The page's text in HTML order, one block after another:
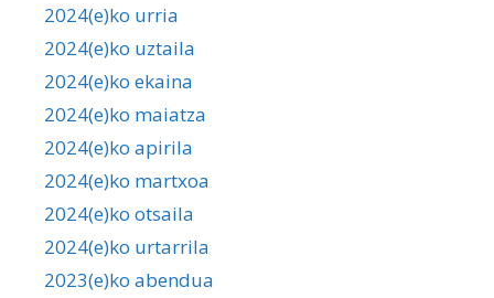
2024(e)ko urria
2024(e)ko uztaila
2024(e)ko ekaina
2024(e)ko maiatza
2024(e)ko apirila
2024(e)ko martxoa
2024(e)ko otsaila
2024(e)ko urtarrila
2023(e)ko abendua